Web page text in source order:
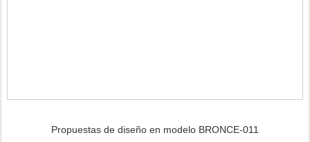
Propuestas de diseño en modelo BRONCE-011